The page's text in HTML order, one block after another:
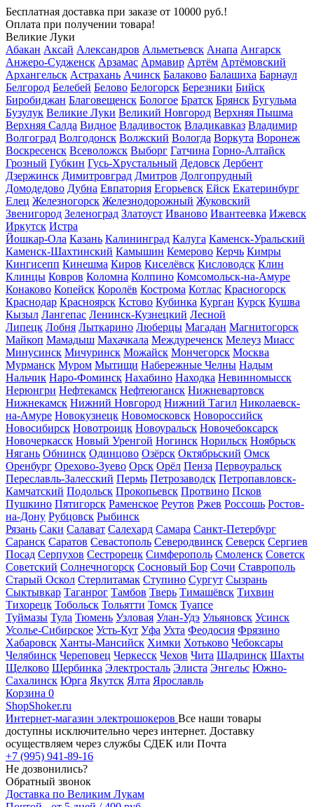
Бесплатная доставка при заказе от 10000 руб.!
Оплата при получении товара!
Великие Луки
Абакан Аксай Александров Альметьевск Анапа Ангарск
Анжеро-Судженск Арзамас Армавир Артём Артёмовский
Архангельск Астрахань Ачинск Балаково Балашиха Барнаул
Белгород Белебей Белово Белогорск Березники Бийск
Биробиджан Благовещенск Бологое Братск Брянск Бугульма
Бузулук Великие Луки Великий Новгород Верхняя Пышма
Верхняя Салда Видное Владивосток Владикавказ Владимир
Волгоград Волгодонск Волжский Вологда Воркута Воронеж
Воскресенск Всеволожск Выборг Гатчина Горно-Алтайск
Грозный Губкин Гусь-Хрустальный Дедовск Дербент
Дзержинск Димитровград Дмитров Долгопрудный
Домодедово Дубна Евпатория Егорьевск Ейск Екатеринбург
Елец Железногорск Железнодорожный Жуковский
Звенигород Зеленоград Златоуст Иваново Ивантеевка Ижевск
Иркутск Истра
Йошкар-Ола Казань Калининград Калуга Каменск-Уральский
Каменск-Шахтинский Камышин Кемерово Керчь Кимры
Кингисепп Кинешма Киров Киселёвск Кисловодск Клин
Клинцы Ковров Коломна Колпино Комсомольск-на-Амуре
Конаково Копейск Королёв Кострома Котлас Красногорск
Краснодар Красноярск Кстово Кубинка Курган Курск Кушва
Кызыл Лангепас Ленинск-Кузнецкий Лесной
Липецк Лобня Лыткарино Люберцы Магадан Магнитогорск
Майкоп Мамадыш Махачкала Междуреченск Мелеуз Миасс
Минусинск Мичуринск Можайск Мончегорск Москва
Мурманск Муром Мытищи Набережные Челны Надым
Нальчик Наро-Фоминск Нахабино Находка Невинномысск
Нерюнгри Нефтекамск Нефтеюганск Нижневартовск
Нижнекамск Нижний Новгород Нижний Тагил Николаевск-
на-Амуре Новокузнецк Новомосковск Новороссийск
Новосибирск Новотроицк Новоуральск Новочебоксарск
Новочеркасск Новый Уренгой Ногинск Норильск Ноябрьск
Нягань Обнинск Одинцово Озёрск Октябрьский Омск
Оренбург Орехово-Зуево Орск Орёл Пенза Первоуральск
Переславль-Залесский Пермь Петрозаводск Петропавловск-
Камчатский Подольск Прокопьевск Протвино Псков
Пушкино Пятигорск Раменское Реутов Ржев Россошь Ростов-
на-Дону Рубцовск Рыбинск
Рязань Саки Салават Салехард Самара Санкт-Петербург
Саранск Саратов Севастополь Северодвинск Северск Сергиев
Посад Серпухов Сестрорецк Симферополь Смоленск Советск
Советский Солнечногорск Сосновый Бор Сочи Ставрополь
Старый Оскол Стерлитамак Ступино Сургут Сызрань
Сыктывкар Таганрог Тамбов Тверь Тимашёвск Тихвин
Тихорецк Тобольск Тольятти Томск Туапсе
Туймазы Тула Тюмень Узловая Улан-Удэ Ульяновск Усинск
Усолье-Сибирское Усть-Кут Уфа Ухта Феодосия Фрязино
Хабаровск Ханты-Мансийск Химки Хотьково Чебоксары
Челябинск Череповец Черкесск Чехов Чита Шадринск Шахты
Щелково Щербинка Электросталь Элиста Энгельс Южно-
Сахалинск Юрга Якутск Ялта Ярославль
Корзина 0
ShopShoker.ru
Интернет-магазин электрошокеров Все наши товары
доступны исключительно через интернет. Доставку
осуществляем через службы СДЕК или Почта
+7 (995) 941-89-16
Не дозвонились?
Обратный звонок
Доставка по Великим Лукам